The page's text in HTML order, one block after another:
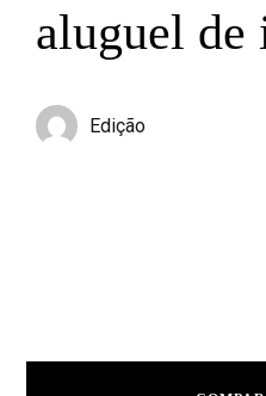
aluguel de
Edição